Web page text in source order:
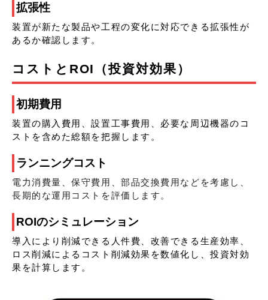
拡張性
装置が新たな製品や工程の変化に対応できる拡張性が
あるか確認します。
コストとROI（投資対効果）
初期費用
装置の購入費用、設置工事費用、必要な周辺機器のコ
ストを含めた総額を把握します。
ランニングコスト
電力消費量、保守費用、部品交換費用などを考慮し、
長期的な運用コストを評価します。
ROIのシミュレーション
導入により削減できる人件費、改善できる生産効率、
ロス削減によるコスト削減効果を数値化し、投資対効
果を計算します。